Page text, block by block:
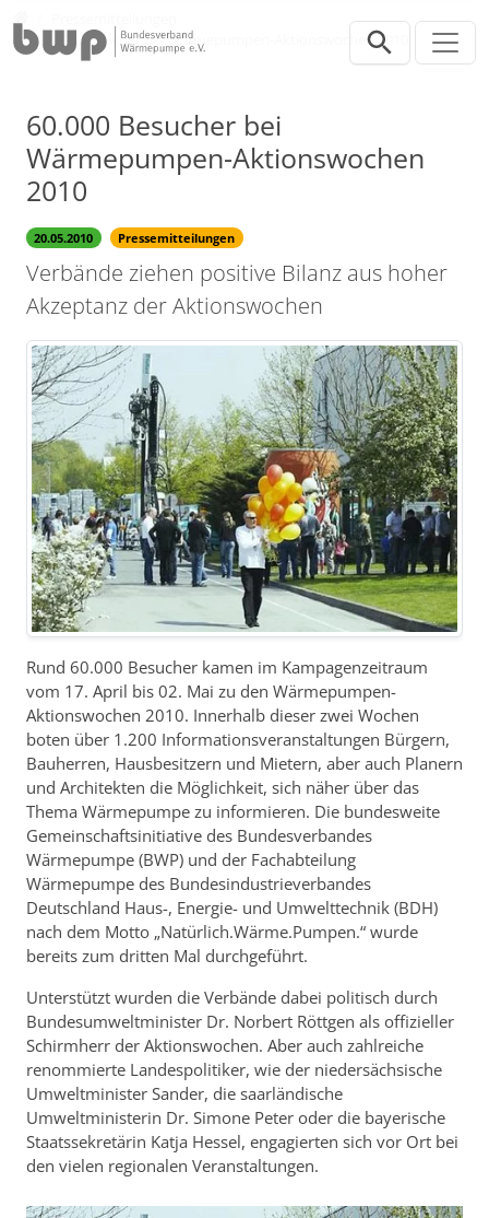
60.000 Besucher bei Wärmepumpen-Aktionswochen 2010
60.000 Besucher bei
Wärmepumpen-Aktionswochen
2010
20.05.2010 Pressemitteilungen
Verbände ziehen positive Bilanz aus hoher
Akzeptanz der Aktionswochen
Rund 60.000 Besucher kamen im Kampagenzeitraum
vom 17. April bis 02. Mai zu den Wärmepumpen-
Aktionswochen 2010. Innerhalb dieser zwei Wochen
boten über 1.200 Informationsveranstaltungen Bürgern,
Bauherren, Hausbesitzern und Mietern, aber auch Planern
und Architekten die Möglichkeit, sich näher über das
Thema Wärmepumpe zu informieren. Die bundesweite
Gemeinschaftsinitiative des Bundesverbandes
Wärmepumpe (BWP) und der Fachabteilung
Wärmepumpe des Bundesindustrieverbandes
Deutschland Haus-, Energie- und Umwelttechnik (BDH)
nach dem Motto „Natürlich.Wärme.Pumpen.“ wurde
bereits zum dritten Mal durchgeführt.
Unterstützt wurden die Verbände dabei politisch durch
Bundesumweltminister Dr. Norbert Röttgen als offizieller
Schirmherr der Aktionswochen. Aber auch zahlreiche
renommierte Landespolitiker, wie der niedersächsische
Umweltminister Sander, die saarländische
Umweltministerin Dr. Simone Peter oder die bayerische
Staatssekretärin Katja Hessel, engagierten sich vor Ort bei
den vielen regionalen Veranstaltungen.